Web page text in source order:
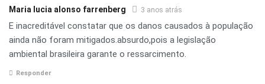
Maria lucia alonso farrenberg 3 anos atrás
E inacreditável constatar que os danos causados à população
ainda não foram mitigados.absurdo,pois a legislação
ambiental brasileira garante o ressarcimento.
Responder